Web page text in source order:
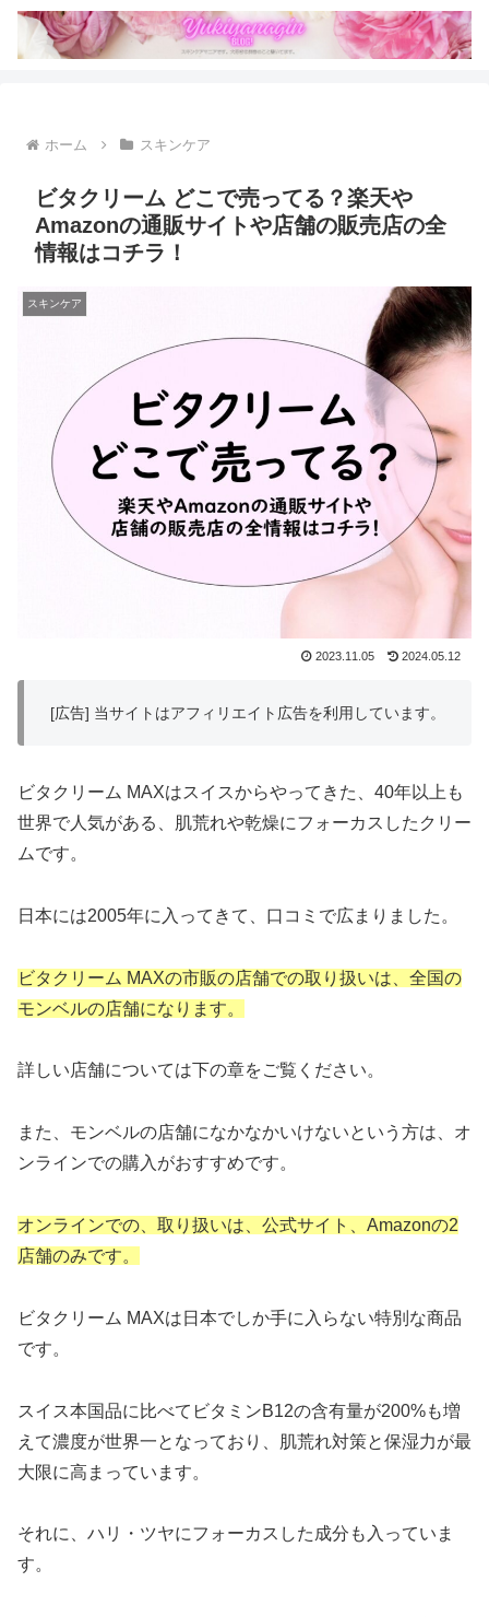
ホーム スキンケア
ビタクリーム どこで売ってる？楽天や
Amazonの通販サイトや店舗の販売店の全
情報はコチラ！
スキンケア
2023.11.05 2024.05.12
[広告] 当サイトはアフィリエイト広告を利用しています。
ビタクリーム MAXはスイスからやってきた、40年以上も
世界で人気がある、肌荒れや乾燥にフォーカスしたクリー
ムです。
日本には2005年に入ってきて、口コミで広まりました。
ビタクリーム MAXの市販の店舗での取り扱いは、全国の
モンベルの店舗になります。
詳しい店舗については下の章をご覧ください。
また、モンベルの店舗になかなかいけないという方は、オ
ンラインでの購入がおすすめです。
オンラインでの、取り扱いは、公式サイト、Amazonの2
店舗のみです。
ビタクリーム MAXは日本でしか手に入らない特別な商品
です。
スイス本国品に比べてビタミンB12の含有量が200%も増
えて濃度が世界一となっており、肌荒れ対策と保湿力が最
大限に高まっています。
それに、ハリ・ツヤにフォーカスした成分も入っていま
す。